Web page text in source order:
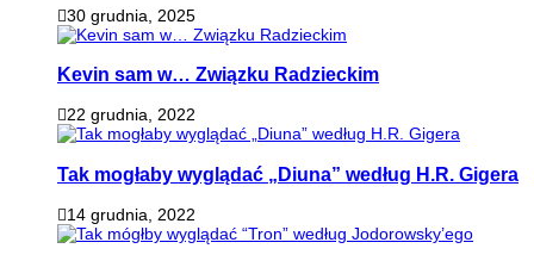
30 grudnia, 2025
Kevin sam w… Związku Radzieckim
22 grudnia, 2022
Tak mogłaby wyglądać „Diuna” według H.R. Gigera
14 grudnia, 2022